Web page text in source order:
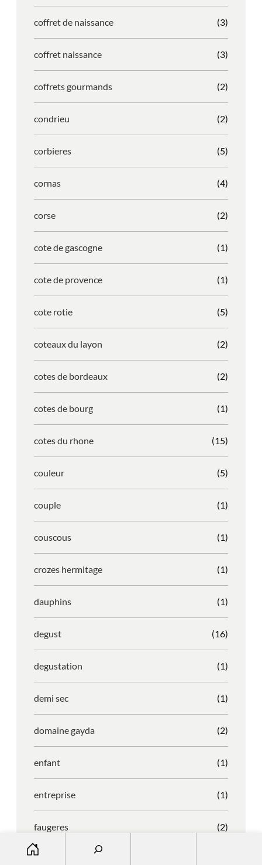
coffret de naissance (3)
coffret naissance (3)
coffrets gourmands (2)
condrieu (2)
corbieres (5)
cornas (4)
corse (2)
cote de gascogne (1)
cote de provence (1)
cote rotie (5)
coteaux du layon (2)
cotes de bordeaux (2)
cotes de bourg (1)
cotes du rhone (15)
couleur (5)
couple (1)
couscous (1)
crozes hermitage (1)
dauphins (1)
degust (16)
degustation (1)
demi sec (1)
domaine gayda (2)
enfant (1)
entreprise (1)
faugeres (2)
faustino